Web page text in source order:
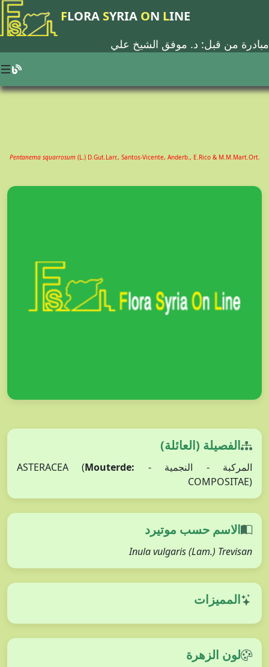
FLORA SYRIA ON LINE
مبادرة من قبل: د. موفق الشيخ علي
Pentanema squarrosum (L.) D.Gut.Larr., Santos-Vicente, Anderb., E.Rico & M.M.Mart.Ort.
الفصيلة (العائلة)
المركبة - النجمية - ASTERACEA ( Mouterde:
COMPOSITAE)
الاسم حسب موتيرد
Inula vulgaris (Lam.) Trevisan
المميزات
لون الزهرة